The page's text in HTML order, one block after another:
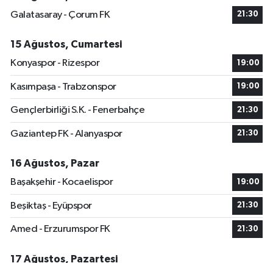
Galatasaray - Çorum FK
21:30
15 Ağustos, Cumartesi
Konyaspor - Rizespor
19:00
Kasımpaşa - Trabzonspor 19:00
Gençlerbirliği S.K. - Fenerbahçe 21:30
Gaziantep FK - Alanyaspor 21:30
16 Ağustos, Pazar
Başakşehir - Kocaelispor
19:00
Beşiktaş - Eyüpspor 21:30
Amed - Erzurumspor FK 21:30
17 Ağustos, Pazartesi